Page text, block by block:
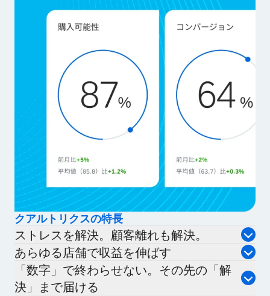
クアルトリクスの特長
ストレスを解決。顧客離れも解決。
あらゆる店舗で収益を伸ばす
「数字」で終わらせない。その先の「解
決」まで届ける